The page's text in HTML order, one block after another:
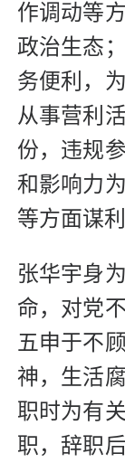
作调动等
政治生态
务便利，
从事营利
份，违规
和影响力
等方面谋
张华宇身
命，对党
五申于不
神，生活
职时为有
职，辞职